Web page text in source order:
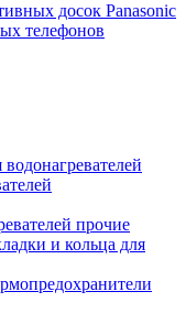
досок Panasonic
телефонов
водонагревателей
прочие
и кольца для